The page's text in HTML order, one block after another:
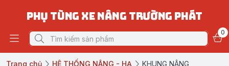
PHỤ TÙNG XE NÂNG TRƯỜNG PHÁT
0
Trang chủ HỆ THỐNG NÂNG - HẠ KHUNG NÂNG